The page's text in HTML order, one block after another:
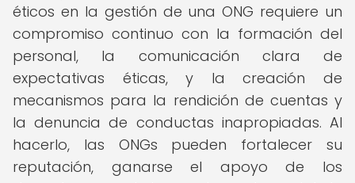
éticos en la gestión de una ONG requiere un
compromiso continuo con la formación del
personal, la comunicación clara de
expectativas éticas, y la creación de
mecanismos para la rendición de cuentas y
la denuncia de conductas inapropiadas. Al
hacerlo, las ONGs pueden fortalecer su
reputación, ganarse el apoyo de los